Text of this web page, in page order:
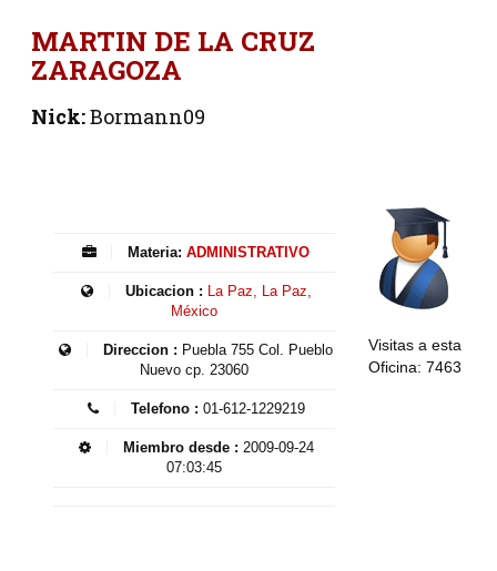
MARTIN DE LA CRUZ
ZARAGOZA
Nick:Bormann09
Materia: ADMINISTRATIVO
Ubicacion : La Paz, La Paz,
México
Direccion : Puebla 755 Col. Pueblo
Nuevo cp. 23060
Telefono : 01-612-1229219
Miembro desde : 2009-09-24
07:03:45
Visitas a esta
Oficina: 7463